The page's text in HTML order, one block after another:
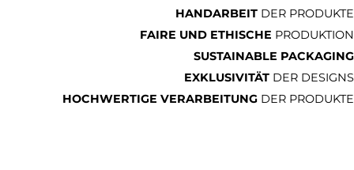
HANDARBEIT DER PRODUKTE
FAIRE UND ETHISCHE PRODUKTION
SUSTAINABLE PACKAGING
EXKLUSIVITÄT DER DESIGNS
HOCHWERTIGE VERARBEITUNG DER PRODUKTE